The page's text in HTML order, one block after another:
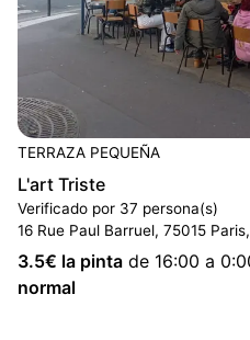
TERRAZA PEQUEÑA
L'art Triste
Verificado por 37 persona(s)
16 Rue Paul Barruel, 75015
3.5€ la pinta de 16:00 a
normal